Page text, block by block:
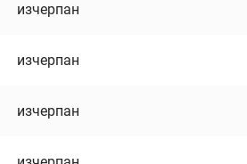
изчерпан
изчерпан
изчерпан